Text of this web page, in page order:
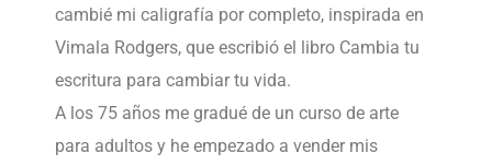
cambié mi caligrafía por completo, inspirada en
Vimala Rodgers, que escribió el libro Cambia tu
escritura para cambiar tu vida.
A los 75 años me gradué de un curso de arte
para adultos y he empezado a vender mis